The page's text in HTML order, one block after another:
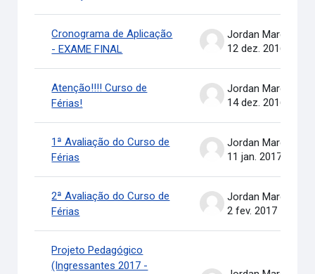
Cronograma de Aplicação
- EXAME FINAL
12 dez. 2016
Atenção!!!! Curso de
Férias!
14 dez. 2016
1ª Avaliação do Curso de
Férias
11 jan. 2017
2ª Avaliação do Curso de
Férias
2 fev. 2017
Projeto Pedagógico
(Ingressantes 2017 -